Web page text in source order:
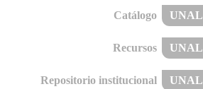
Catálogo UNAL
Recursos UNAL
Repositorio institucional UNAL